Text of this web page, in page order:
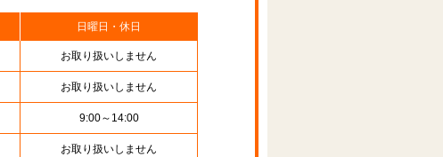
日曜日・休日
お取り扱いしません
お取り扱いしません
9:00～14:00
お取り扱いしません